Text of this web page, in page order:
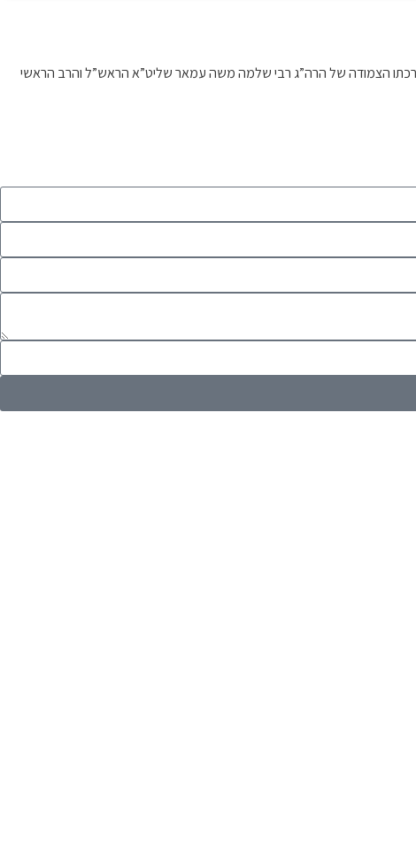
הצמודה של הרה”ג רבי שלמה משה עמאר שליט”א הראש”ל והרב הראשי